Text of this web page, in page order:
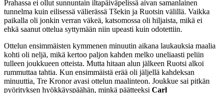
Prahassa ei ollut sunnuntain iltapäiväpelissä aivan samanlainen
tunnelma kuin eilisessä välierässä Tšekin ja Ruotsin välillä. Vaikka
paikalla oli jonkin verran väkeä, katsomossa oli hiljaista, mikä ei
ehkä saanut ottelua syttymään niin upeasti kuin odotettiin.
Ottelun ensimmäisten kymmenen minuutin aikana laukauksia maalia
kohti oli neljä, mikä kertoo paljon kahden melko uneliaasti peliin
tulleen joukkueen otteista. Mutta hitaan alun jälkeen Ruotsi alkoi
rummuttaa tahtia. Kun ensimmäistä erää oli jäljellä kahdeksan
minuuttia, Tre Kronor avasi ottelun maalinteon. Joukkue sai pitkän
pyörityksen hyökkäyspäähän, minkä päätteeksi Carl